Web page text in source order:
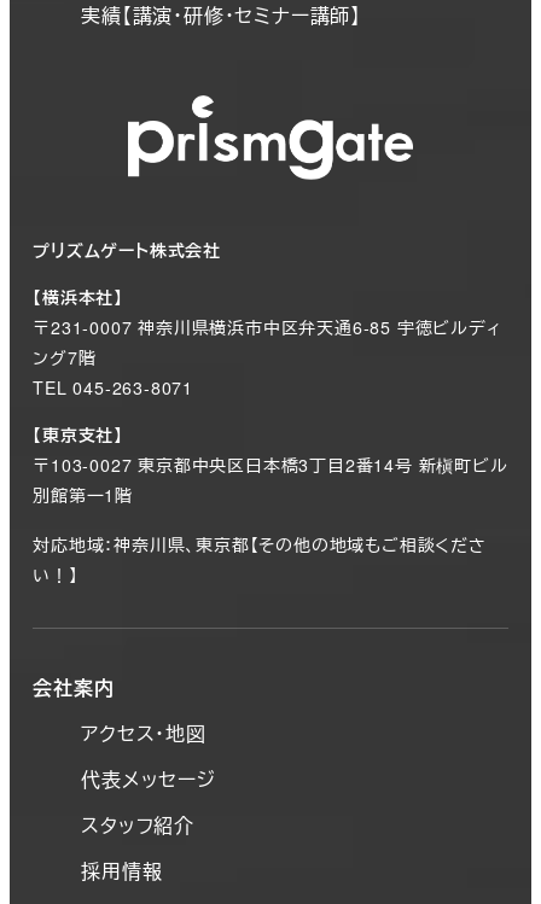
実績【講演・研修・セミナー講師】
プリズムゲート株式会社
【横浜本社】
〒231-0007 神奈川県横浜市中区弁天通6-85 宇徳ビルディ
ング7階
TEL 045-263-8071
【東京支社】
〒103-0027 東京都中央区日本橋3丁目2番14号 新槇町ビル
別館第一1階
対応地域：神奈川県、東京都【その他の地域もご相談くださ
い！】
会社案内
アクセス・地図
代表メッセージ
スタッフ紹介
採用情報